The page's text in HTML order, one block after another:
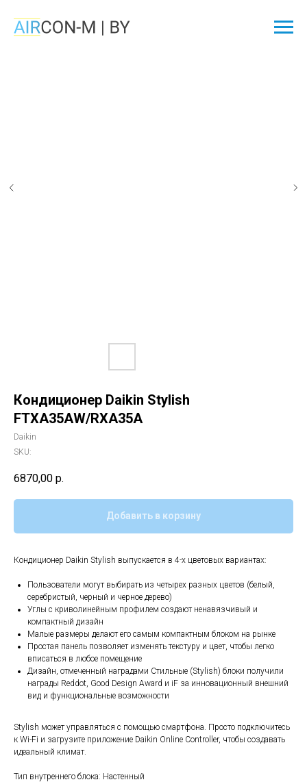
Кондиционер Daikin Stylish
FTXA35AW/RXA35A
Daikin
SKU:
6870,00 р.
Добавить в корзину
Кондиционер Daikin Stylish выпускается в 4-х цветовых вариантах:
Пользователи могут выбирать из четырех разных цветов (белый,
серебристый, черный и черное дерево)
Углы с криволинейным профилем создают ненавязчивый и
компактный дизайн
Малые размеры делают его самым компактным блоком на рынке
Простая панель позволяет изменять текстуру и цвет, чтобы легко
вписаться в любое помещение
Дизайн, отмеченный наградами Стильные (Stylish) блоки получили
награды Reddot, Good Design Award и iF за инновационный внешний
вид и функциональные возможности
Stylish может управляться с помощью смартфона. Просто подключитесь
к Wi-Fi и загрузите приложение Daikin Online Controller, чтобы создавать
идеальный климат.
Тип внутреннего блока: Настенный